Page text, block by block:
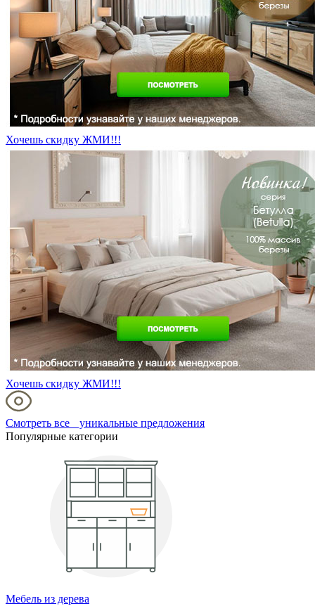
Хочешь скидку ЖМИ!!!
Хочешь скидку ЖМИ!!!
Смотреть все уникальные предложения
Популярные категории
Мебель из дерева